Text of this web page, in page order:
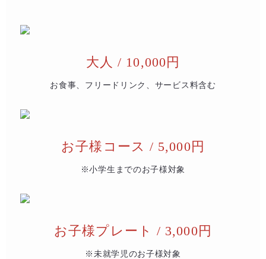
大人 / 10,000円
お食事、フリードリンク、サービス料含む
お子様コース / 5,000円
※小学生までのお子様対象
お子様プレート / 3,000円
※未就学児のお子様対象